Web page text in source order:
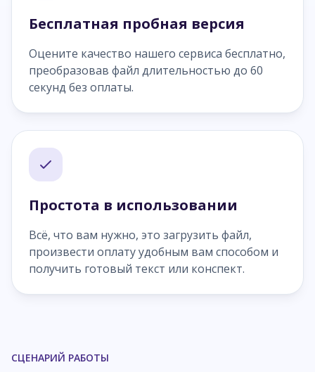
Бесплатная пробная версия
Оцените качество нашего сервиса бесплатно,
преобразовав файл длительностью до 60
секунд без оплаты.
Простота в использовании
Всё, что вам нужно, это загрузить файл,
произвести оплату удобным вам способом и
получить готовый текст или конспект.
СЦЕНАРИЙ РАБОТЫ